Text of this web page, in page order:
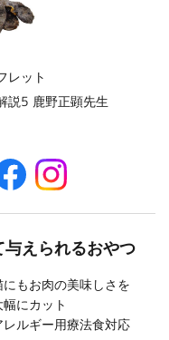
レット
説5 鹿野正顕先生
えられるおやつ
もお肉の美味しさを
にカット
ルギー用療法食対応